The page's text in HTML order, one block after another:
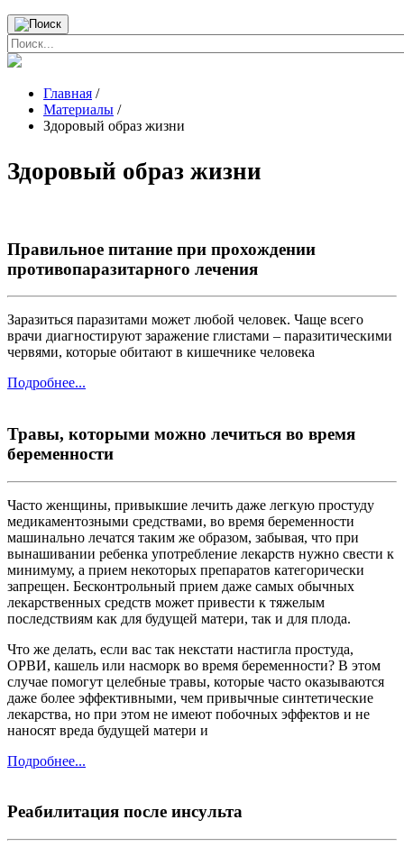
Главная /
Материалы /
Здоровый образ жизни
Здоровый образ жизни
Правильное питание при прохождении
противопаразитарного лечения
Заразиться паразитами может любой человек. Чаще всего
врачи диагностируют заражение глистами – паразитическими
червями, которые обитают в кишечнике человека
Подробнее...
Травы, которыми можно лечиться во время
беременности
Часто женщины, привыкшие лечить даже легкую простуду
медикаментозными средствами, во время беременности
машинально лечатся таким же образом, забывая, что при
вынашивании ребенка употребление лекарств нужно свести к
минимуму, а прием некоторых препаратов категорически
запрещен. Бесконтрольный прием даже самых обычных
лекарственных средств может привести к тяжелым
последствиям как для будущей матери, так и для плода.
Что же делать, если вас так некстати настигла простуда,
ОРВИ, кашель или насморк во время беременности? В этом
случае помогут целебные травы, которые часто оказываются
даже более эффективными, чем привычные синтетические
лекарства, но при этом не имеют побочных эффектов и не
наносят вреда будущей матери и
Подробнее...
Реабилитация после инсульта